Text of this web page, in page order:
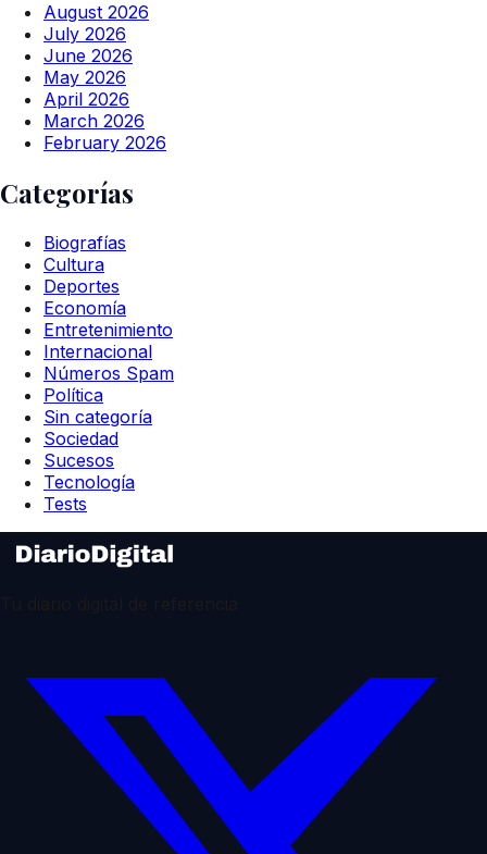
August 2026
July 2026
June 2026
May 2026
April 2026
March 2026
February 2026
Categorías
Biografías
Cultura
Deportes
Economía
Entretenimiento
Internacional
Números Spam
Política
Sin categoría
Sociedad
Sucesos
Tecnología
Tests